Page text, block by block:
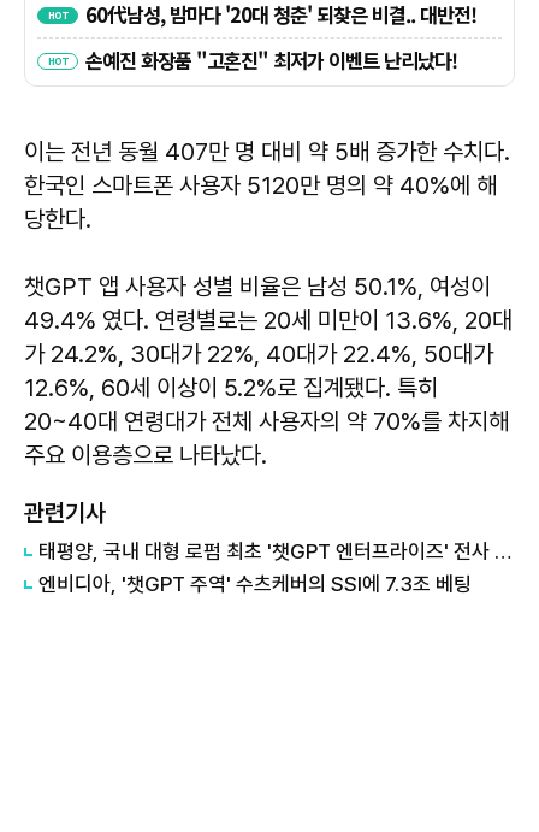
이는 전년 동월 407만 명 대비 약 5배 증가한 수치다.
한국인 스마트폰 사용자 5120만 명의 약 40%에 해
당한다.
챗GPT 앱 사용자 성별 비율은 남성 50.1%, 여성이
49.4% 였다. 연령별로는 20세 미만이 13.6%, 20대
가 24.2%, 30대가 22%, 40대가 22.4%, 50대가
12.6%, 60세 이상이 5.2%로 집계됐다. 특히
20~40대 연령대가 전체 사용자의 약 70%를 차지해
주요 이용층으로 나타났다.
관련기사
태평양, 국내 대형 로펌 최초 '챗GPT 엔터프라이즈' 전사 도입
엔비디아, '챗GPT 주역' 수츠케버의 SSI에 7.3조 베팅